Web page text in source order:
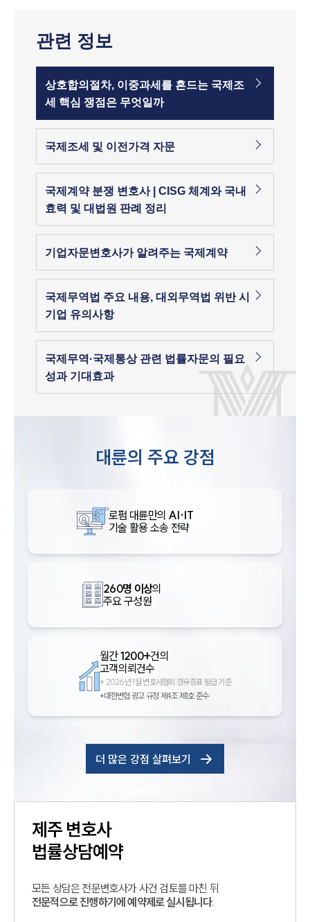
관련 정보
상호합의절차, 이중과세를 흔드는 국제조
세 핵심 쟁점은 무엇일까
국제조세 및 이전가격 자문
국제계약 분쟁 변호사 | CISG 체계와 국내
효력 및 대법원 판례 정리
기업자문변호사가 알려주는 국제계약
국제무역법 주요 내용, 대외무역법 위반 시
기업 유의사항
국제무역·국제통상 관련 법률자문의 필요
성과 기대효과
대륜의 주요 강점
로펌 대륜만의 AI·IT
기술 활용 소송 전략
260명 이상의
주요 구성원
월간1200+건의
고객의뢰건수
* 2026년 1월 변호사협회 경유증표 발급 기준
*대한변협 광고 규정 제4조 제1호 준수
더 많은 강점 살펴보기
제주 변호사
법률상담예약
모든 상담은 전문변호사가 사건 검토를 마친 뒤
전문적으로 진행하기에 예약제로 실시됩니다.